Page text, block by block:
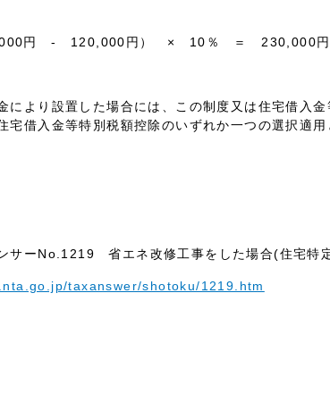
円 - 120,000円） × 10％ ＝ 230,000円
により設置した場合には、この制度又は住宅借入
宅借入金等特別税額控除のいずれか一つの選択適用
サーNo.1219 省エネ改修工事をした場合(住宅特
taxanswer/shotoku/1219.htm